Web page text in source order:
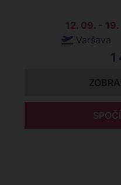
12. 09. -
Varšava
1